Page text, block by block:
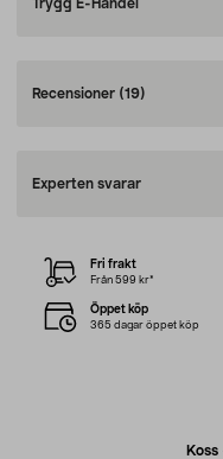
Trygg E-Handel
Recensioner (19)
Experten svarar
Koss
Fri frakt
Från 599 kr*
Öppet köp
365 dagar öppet köp